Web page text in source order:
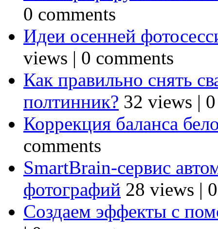
0 comments
Идеи осенней
views | 0 comments
Как правильно снять
полтинник? 32 views |
Коррекция баланса
comments
SmartBrain-сервис
фотографий 28 views |
Создаем эффекты с